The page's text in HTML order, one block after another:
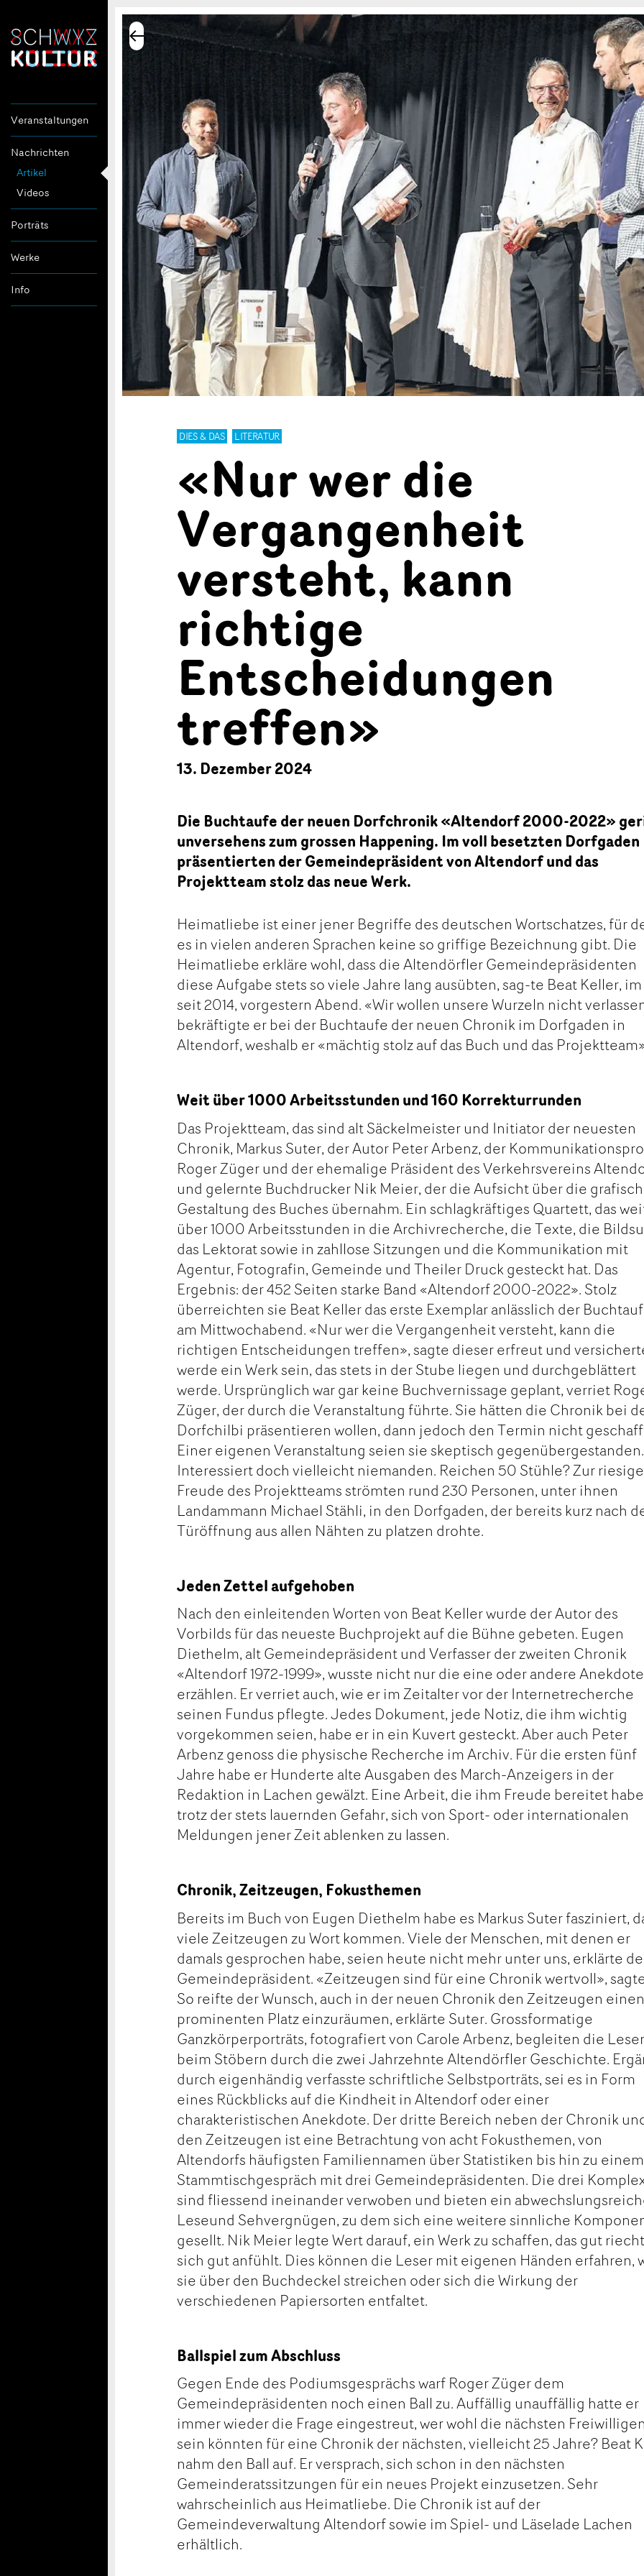
Veranstaltungen
Nachrichten
Artikel
Videos
Porträts
Werke
Info
DIES & DAS LITERATUR
«Nur wer die
Vergangenheit
versteht, kann
richtige
Entscheidungen
treffen»
13. Dezember 2024
Die Buchtaufe der neuen Dorfchronik «Altendorf 2000-2022»
unversehens zum grossen Happening. Im voll besetzten Dorfgaden
präsentierten der Gemeindepräsident von Altendorf und das
Projektteam stolz das neue Werk.
Heimatliebe ist einer jener Begriffe des deutschen Wortschatzes, für
es in vielen anderen Sprachen keine so griffige Bezeichnung gibt. Die
Heimatliebe erkläre wohl, dass die Altendörfler Gemeindepräsidenten
diese Aufgabe stets so viele Jahre lang ausübten, sag-te Beat Keller,
seit 2014, vorgestern Abend. «Wir wollen unsere Wurzeln nicht
bekräftigte er bei der Buchtaufe der neuen Chronik im Dorfgaden in
Altendorf, weshalb er «mächtig stolz auf das Buch und das
Weit über 1000 Arbeitsstunden und 160 Korrekturrunden
Das Projektteam, das sind alt Säckelmeister und Initiator der neuesten
Chronik, Markus Suter, der Autor Peter Arbenz, der
Roger Züger und der ehemalige Präsident des Verkehrsvereins
und gelernte Buchdrucker Nik Meier, der die Aufsicht über die
Gestaltung des Buches übernahm. Ein schlagkräftiges Quartett, das
über 1000 Arbeitsstunden in die Archivrecherche, die Texte, die
das Lektorat sowie in zahllose Sitzungen und die Kommunikation mit
Agentur, Fotografin, Gemeinde und Theiler Druck gesteckt hat. Das
Ergebnis: der 452 Seiten starke Band «Altendorf 2000-2022». Stolz
überreichten sie Beat Keller das erste Exemplar anlässlich der
am Mittwochabend. «Nur wer die Vergangenheit versteht, kann die
richtigen Entscheidungen treffen», sagte dieser erfreut und
werde ein Werk sein, das stets in der Stube liegen und durchgeblättert
werde. Ursprünglich war gar keine Buchvernissage geplant, verriet
Züger, der durch die Veranstaltung führte. Sie hätten die Chronik bei
Dorfchilbi präsentieren wollen, dann jedoch den Termin nicht
Einer eigenen Veranstaltung seien sie skeptisch gegenübergestanden.
Interessiert doch vielleicht niemanden. Reichen 50 Stühle? Zur
Freude des Projektteams strömten rund 230 Personen, unter ihnen
Landammann Michael Stähli, in den Dorfgaden, der bereits kurz nach
Türöffnung aus allen Nähten zu platzen drohte.
Jeden Zettel aufgehoben
Nach den einleitenden Worten von Beat Keller wurde der Autor des
Vorbilds für das neueste Buchprojekt auf die Bühne gebeten. Eugen
Diethelm, alt Gemeindepräsident und Verfasser der zweiten Chronik
«Altendorf 1972-1999», wusste nicht nur die eine oder andere
erzählen. Er verriet auch, wie er im Zeitalter vor der Internetrecherche
seinen Fundus pflegte. Jedes Dokument, jede Notiz, die ihm wichtig
vorgekommen seien, habe er in ein Kuvert gesteckt. Aber auch Peter
Arbenz genoss die physische Recherche im Archiv. Für die ersten fünf
Jahre habe er Hunderte alte Ausgaben des March-Anzeigers in der
Redaktion in Lachen gewälzt. Eine Arbeit, die ihm Freude bereitet
trotz der stets lauernden Gefahr, sich von Sport- oder internationalen
Meldungen jener Zeit ablenken zu lassen.
Chronik, Zeitzeugen, Fokusthemen
Bereits im Buch von Eugen Diethelm habe es Markus Suter fasziniert,
viele Zeitzeugen zu Wort kommen. Viele der Menschen, mit denen er
damals gesprochen habe, seien heute nicht mehr unter uns, erklärte
Gemeindepräsident. «Zeitzeugen sind für eine Chronik wertvoll»,
So reifte der Wunsch, auch in der neuen Chronik den Zeitzeugen einen
prominenten Platz einzuräumen, erklärte Suter. Grossformatige
Ganzkörperporträts, fotografiert von Carole Arbenz, begleiten die Leser
beim Stöbern durch die zwei Jahrzehnte Altendörfler Geschichte.
durch eigenhändig verfasste schriftliche Selbstporträts, sei es in Form
eines Rückblicks auf die Kindheit in Altendorf oder einer
charakteristischen Anekdote. Der dritte Bereich neben der Chronik
den Zeitzeugen ist eine Betrachtung von acht Fokusthemen, von
Altendorfs häufigsten Familiennamen über Statistiken bis hin zu einem
Stammtischgespräch mit drei Gemeindepräsidenten. Die drei
sind fliessend ineinander verwoben und bieten ein
Leseund Sehvergnügen, zu dem sich eine weitere sinnliche
gesellt. Nik Meier legte Wert darauf, ein Werk zu schaffen, das gut
sich gut anfühlt. Dies können die Leser mit eigenen Händen erfahren,
sie über den Buchdeckel streichen oder sich die Wirkung der
verschiedenen Papiersorten entfaltet.
Ballspiel zum Abschluss
Gegen Ende des Podiumsgesprächs warf Roger Züger dem
Gemeindepräsidenten noch einen Ball zu. Auffällig unauffällig hatte er
immer wieder die Frage eingestreut, wer wohl die nächsten Freiwilligen
sein könnten für eine Chronik der nächsten, vielleicht 25 Jahre? Beat
nahm den Ball auf. Er versprach, sich schon in den nächsten
Gemeinderatssitzungen für ein neues Projekt einzusetzen. Sehr
wahrscheinlich aus Heimatliebe. Die Chronik ist auf der
Gemeindeverwaltung Altendorf sowie im Spiel- und Läselade Lachen
erhältlich.